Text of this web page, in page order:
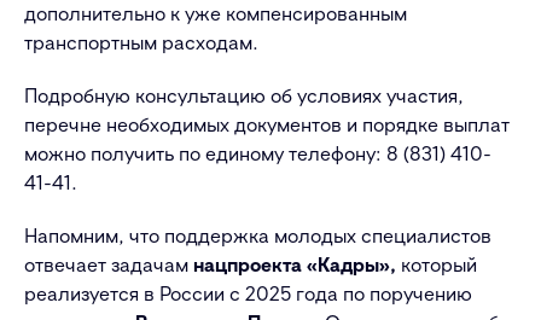
дополнительно к уже компенсированным
транспортным расходам.
Подробную консультацию об условиях участия,
перечне необходимых документов и порядке выплат
можно получить по единому телефону: 8 (831) 410-
41-41.
Напомним, что поддержка молодых специалистов
отвечает задачам нацпроекта «Кадры», который
реализуется в России с 2025 года по поручению